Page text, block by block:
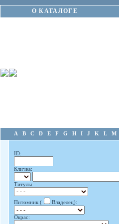
О КАТАЛОГЕ
A B C D E F G H I J K L M
ID:
Кличка:
Титулы
Питомник ( Владелец):
Окрас: